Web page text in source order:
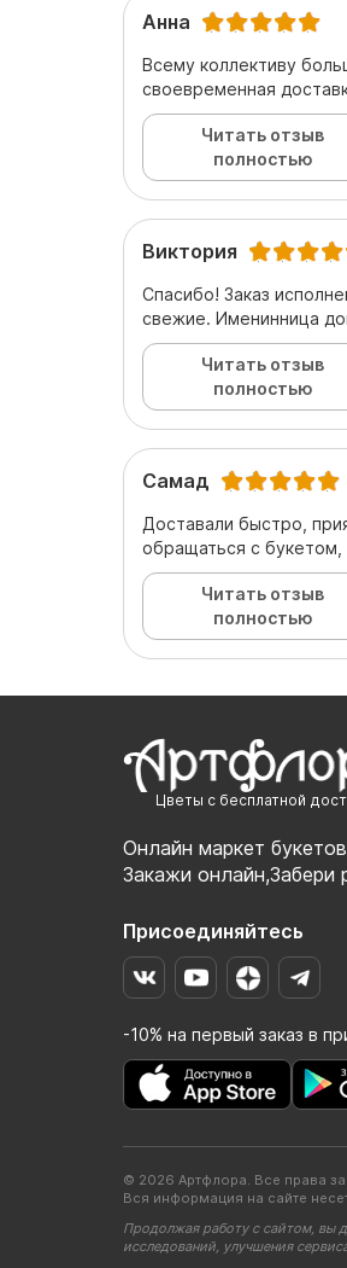
Анна
Всему коллективу
своевременная
Читать отзыв
полностью
Виктория
Спасибо! Заказ
свежие. Именинница
Читать отзыв
полностью
Самад
Доставали быстро,
обращаться с букетом,
Читать отзыв
полностью
Цветы с бесплатной
Онлайн маркет
Закажи
Присоединяйтесь
-10% на первый заказ в
© 2026 Артфлора. Все права
Вся информация на сайте
Продолжая работу с сайтом, вы
исследований, улучшения